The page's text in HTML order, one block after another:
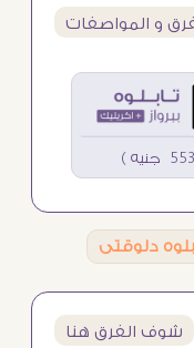
و المواصفات
دلوقتى
شوف الفرق هنا